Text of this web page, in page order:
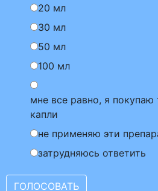
20 мл
30 мл
50 мл
100 мл
мне все равно, я покупаю
капли
не применяю эти
затрудняюсь ответить